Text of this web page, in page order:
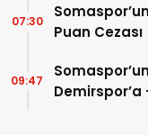
Puan Cezası
07:30
Demirspor’a
09:47